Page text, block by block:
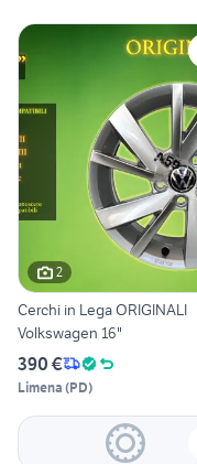
2
Cerchi in Lega ORIGINALI
Volkswagen 16"
390 €
Limena (PD)